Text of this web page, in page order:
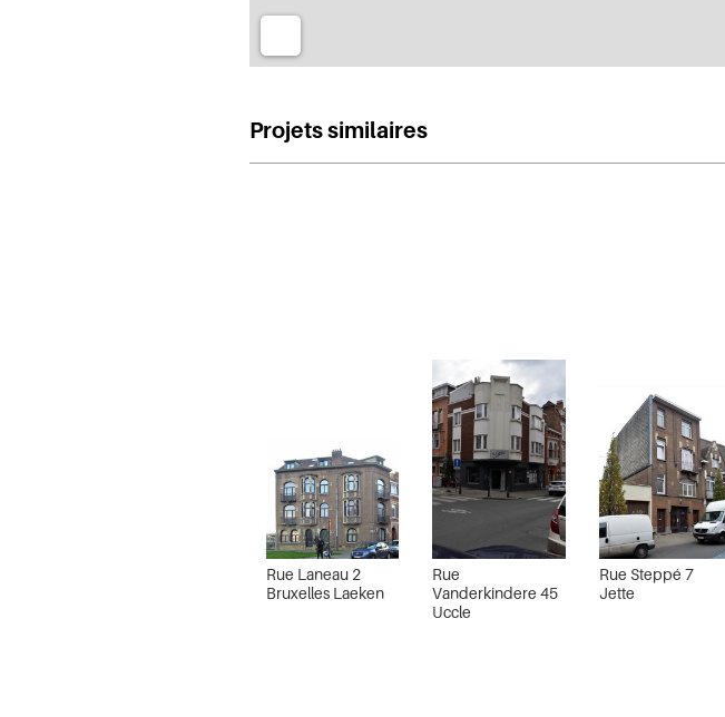
Projets similaires
Rue Laneau 2
Bruxelles Laeken
Rue
Vanderkindere 45
Uccle
Rue Steppé 7
Jette